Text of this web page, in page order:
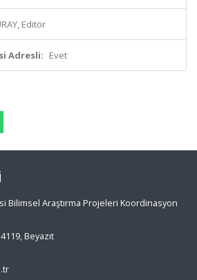
Editör
Adresli: Evet
Bilimsel Araştırma Projeleri Koordinasyon
Beyazıt